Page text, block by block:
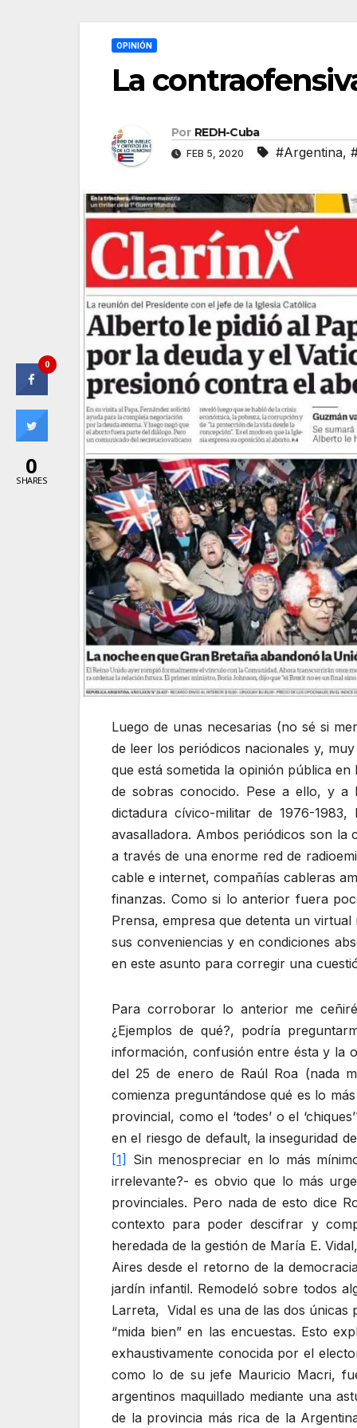
OPINIÓN
La
Por REDH-Cuba
FEB 5, 2020 #Argentina,
Luego de unas necesarias (no sé si
de leer los periódicos nacionales y,
que está sometida la opinión pública
de sobras conocido. Pese a ello, y a
dictadura cívico-militar de 1976-
avasalladora. Ambos periódicos son
a través de una enorme red de
cable e internet, compañías cableras
finanzas. Como si lo anterior fuera
Prensa, empresa que detenta un
sus conveniencias y en condiciones
en este asunto para corregir una
Para corroborar lo anterior me
¿Ejemplos de qué?, podría
información, confusión entre ésta y la
del 25 de enero de Raúl Roa (nada
comienza preguntándose qué es lo
provincial, como el ‘todes’ o el
en el riesgo de default, la inseguridad
[1] Sin menospreciar en lo más
irrelevante?- es obvio que lo más
provinciales. Pero nada de esto dice
contexto para poder descifrar y
heredada de la gestión de María E.
Aires desde el retorno de la
jardín infantil. Remodeló sobre todos
Larreta, Vidal es una de las dos
“mida bien” en las encuestas. Esto
exhaustivamente conocida por el
como lo de su jefe Mauricio Macri,
argentinos maquillado mediante una
de la provincia más rica de la
0
0
SHARES